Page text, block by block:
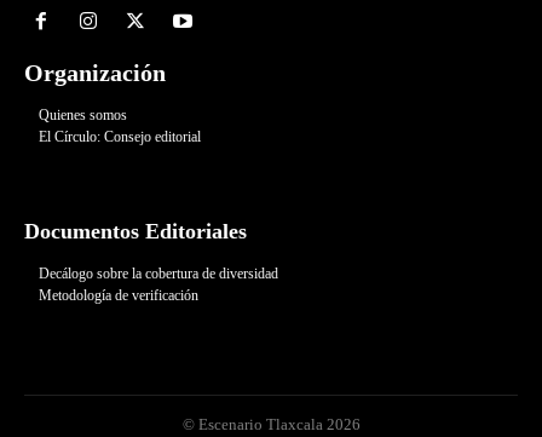
Organización
Quienes somos
El Círculo: Consejo editorial
Documentos Editoriales
Decálogo sobre la cobertura de diversidad
Metodología de verificación
© Escenario Tlaxcala 2026